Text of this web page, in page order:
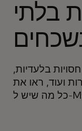
בלתי
בלעדיות,
ועוד, ראו את